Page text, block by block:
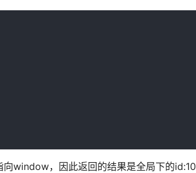
window，因此返回的结果是全局下的id:10